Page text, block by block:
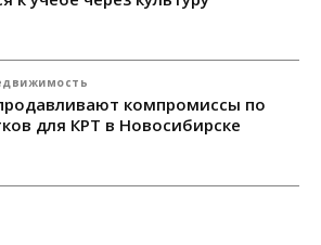
компромиссы по
для КРТ в Новосибирске